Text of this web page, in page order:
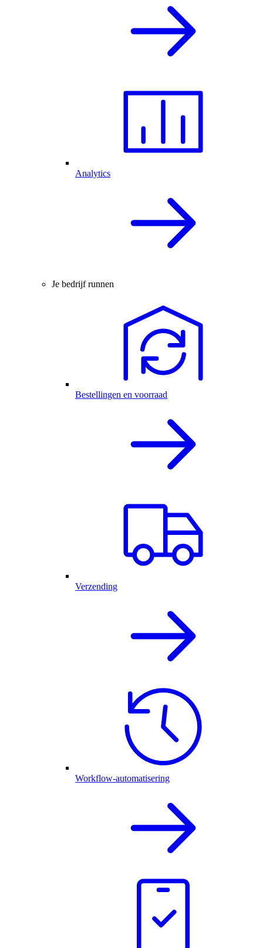
Analytics
Je bedrijf runnen
Bestellingen en voorraad
Verzending
Workflow-automatisering